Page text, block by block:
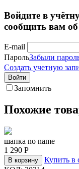
Войдите в
сообщить вам об
E-mail
ПарольЗабыли
Создать учетную
Войти
Запомнить
Похожие
шапка no name
1 290 Р
В корзину
Купить в